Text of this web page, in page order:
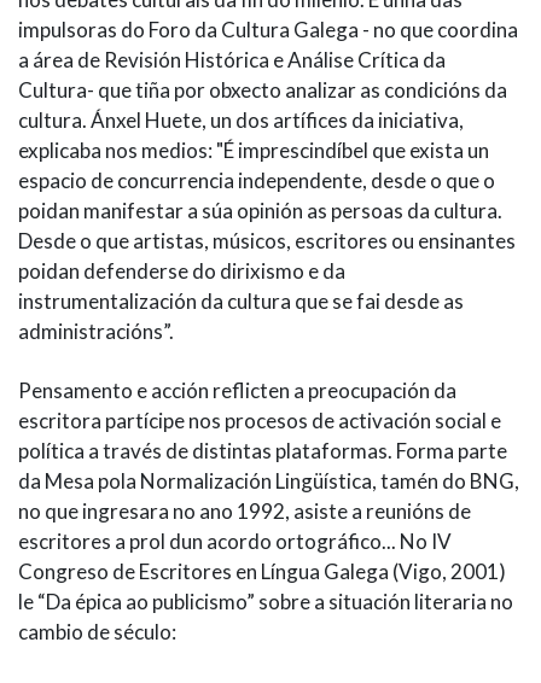
impulsoras do Foro da Cultura Galega - no que coordina
a área de Revisión Histórica e Análise Crítica da
Cultura- que tiña por obxecto analizar as condicións da
cultura. Ánxel Huete, un dos artífices da iniciativa,
explicaba nos medios: "É imprescindíbel que exista un
espacio de concurrencia independente, desde o que o
poidan manifestar a súa opinión as persoas da cultura.
Desde o que artistas, músicos, escritores ou ensinantes
poidan defenderse do dirixismo e da
instrumentalización da cultura que se fai desde as
administracións”.
Pensamento e acción reflicten a preocupación da
escritora partícipe nos procesos de activación social e
política a través de distintas plataformas. Forma parte
da Mesa pola Normalización Lingüística, tamén do BNG,
no que ingresara no ano 1992, asiste a reunións de
escritores a prol dun acordo ortográfico... No IV
Congreso de Escritores en Língua Galega (Vigo, 2001)
le “Da épica ao publicismo” sobre a situación literaria no
cambio de século: